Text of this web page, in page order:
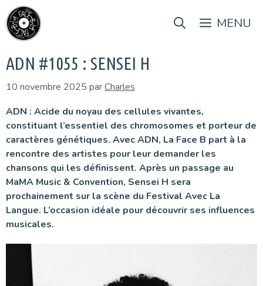
Aller
au
contenu
MENU
ADN #1055 : SENSEI H
10 novembre 2025 parCharles
ADN : Acide du noyau des cellules vivantes,
constituant l’essentiel des chromosomes et porteur de
caractères génétiques. Avec ADN, La Face B part à la
rencontre des artistes pour leur demander les
chansons qui les définissent. Après un passage au
MaMA Music & Convention, Sensei H sera
prochainement sur la scène du Festival Avec La
Langue. L’occasion idéale pour découvrir ses influences
musicales.